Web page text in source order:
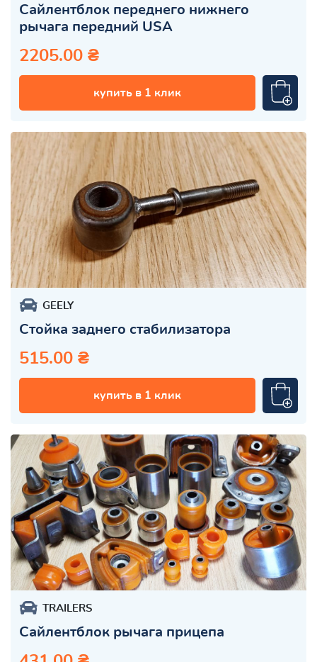
Сайлентблок переднего нижнего
рычага передний USA
2205.00 ₴
купить в 1 клик
GEELY
Стойка заднего стабилизатора
515.00 ₴
купить в 1 клик
TRAILERS
Сайлентблок рычага прицепа